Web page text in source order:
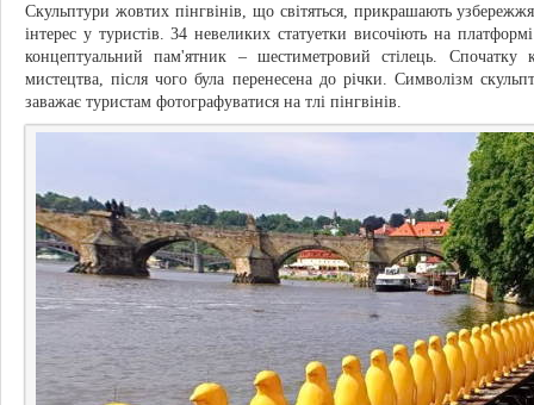
Скульптури жовтих пінгвінів, що світяться, прикрашають
інтерес у туристів. 34 невеликих статуетки височіють на
концептуальний пам'ятник – шестиметровий стілець. Спочатку
мистецтва, після чого була перенесена до річки. Символізм
заважає туристам фотографуватися на тлі пінгвінів.